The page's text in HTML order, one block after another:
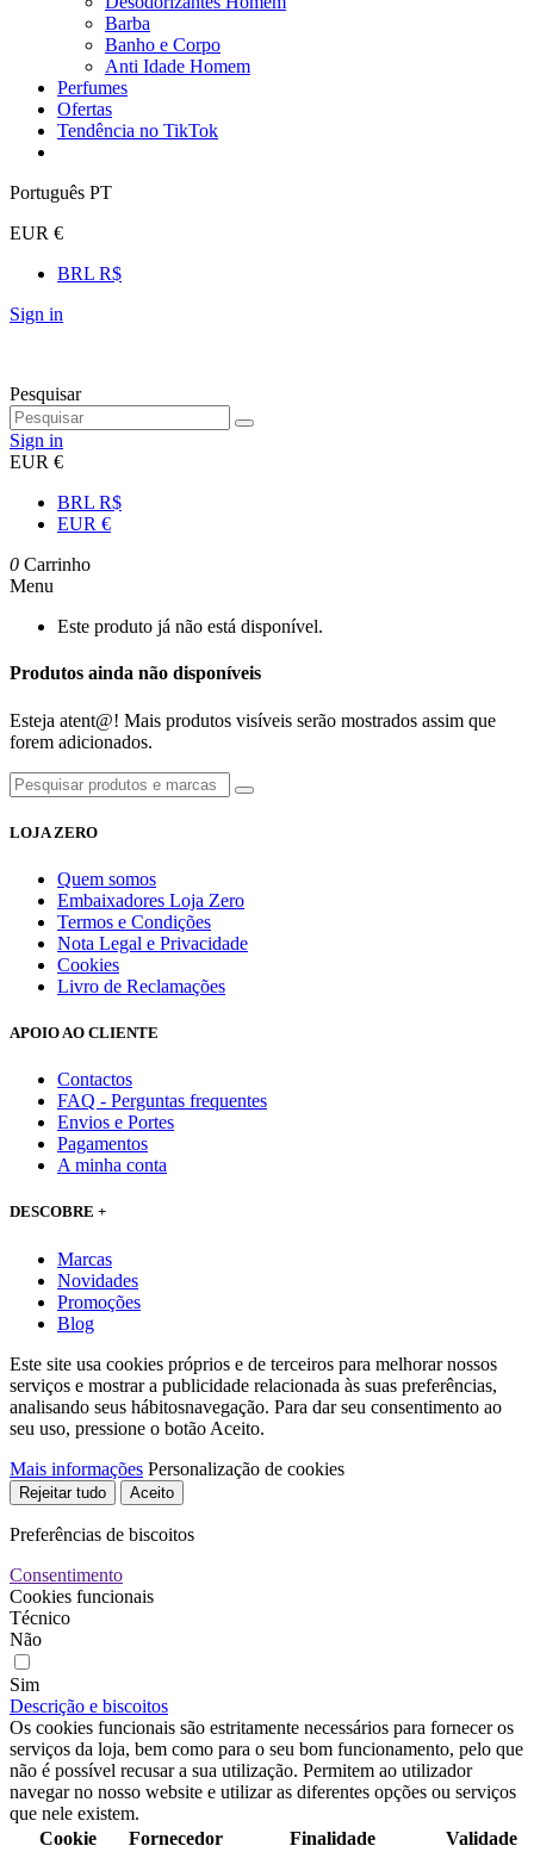
Barba
Banho e Corpo
Anti Idade Homem
Perfumes
Ofertas
Tendência no TikTok
Português PT
EUR €
BRL R$
Sign in
Pesquisar
Sign in
EUR €
BRL R$
EUR €
0 Carrinho
Menu
Este produto já não está disponível.
Produtos ainda não disponíveis
Esteja atent@! Mais produtos visíveis serão mostrados assim que
forem adicionados.
LOJA ZERO
Quem somos
Embaixadores Loja Zero
Termos e Condições
Nota Legal e Privacidade
Cookies
Livro de Reclamações
APOIO AO CLIENTE
Contactos
FAQ - Perguntas frequentes
Envios e Portes
Pagamentos
A minha conta
DESCOBRE +
Marcas
Novidades
Promoções
Blog
Este site usa cookies próprios e de terceiros para melhorar nossos
serviços e mostrar a publicidade relacionada às suas preferências,
analisando seus hábitosnavegação. Para dar seu consentimento ao
seu uso, pressione o botão Aceito.
Mais informações Personalização de cookies
Rejeitar tudo Aceito
Preferências de biscoitos
Consentimento
Cookies funcionais
Técnico
Não
Sim
Descrição e biscoitos
Os cookies funcionais são estritamente necessários para fornecer os
serviços da loja, bem como para o seu bom funcionamento, pelo que
não é possível recusar a sua utilização. Permitem ao utilizador
navegar no nosso website e utilizar as diferentes opções ou serviços
que nele existem.
Cookie
Fornecedor Finalidade Validade